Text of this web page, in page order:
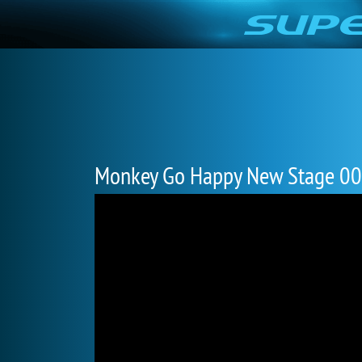
Monkey Go Happy New Stage